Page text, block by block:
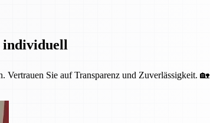
individuell
Vertrauen Sie auf Transparenz und Zuverlässigkeit. 🏡